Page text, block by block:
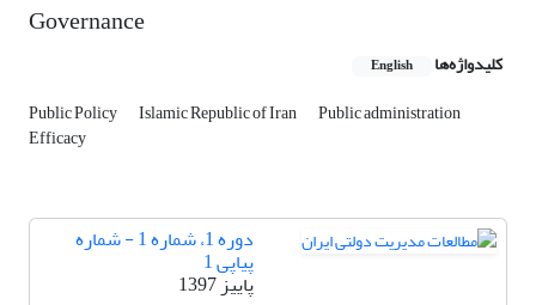
Governance
کلیدواژه‌ها English
Public Policy Islamic Republic of Iran Public administration
Efficacy
دوره 1، شماره 1 - شماره
پیاپی 1
پاییز 1397